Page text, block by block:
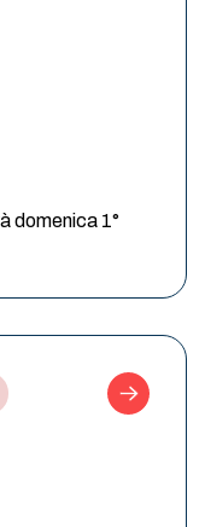
domenica 1°